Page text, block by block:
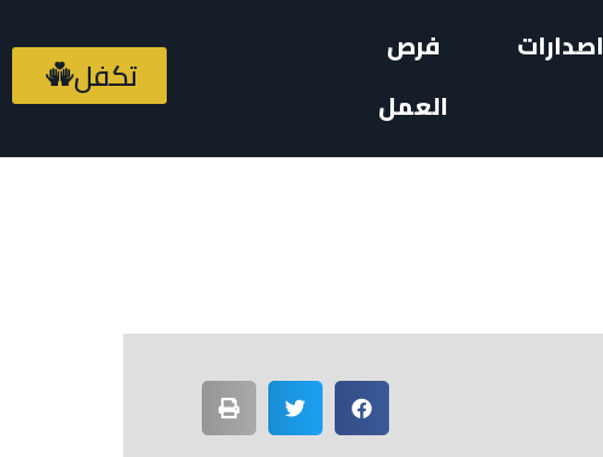
اصدارات
فرص
العمل
تكفل